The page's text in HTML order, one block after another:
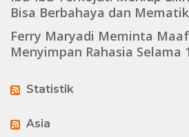
Bisa Berbahaya dan
Ferry Maryadi Meminta
Menyimpan Rahasia Selama
Statistik
Asia